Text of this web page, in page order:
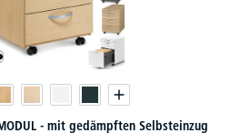
Standcontainer PROFI MODUL - mit